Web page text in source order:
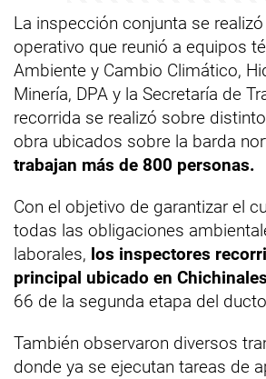
La inspección conjunta se
operativo que reunió a equipos
Ambiente y Cambio Climático,
Minería, DPA y la Secretaría de
recorrida se realizó sobre
obra ubicados sobre la barda
trabajan más de 800 personas.
Con el objetivo de garantizar el
todas las obligaciones
laborales, los inspectores
principal ubicado en Chichinales
66 de la segunda etapa del
También observaron diversos
donde ya se ejecutan tareas de